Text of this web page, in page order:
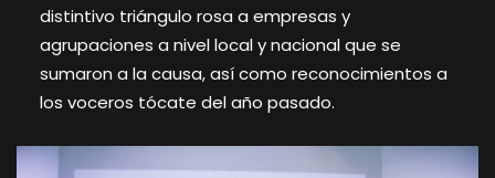
distintivo triángulo rosa a empresas y
agrupaciones a nivel local y nacional que se
sumaron a la causa, así como reconocimientos a
los voceros tócate del año pasado.